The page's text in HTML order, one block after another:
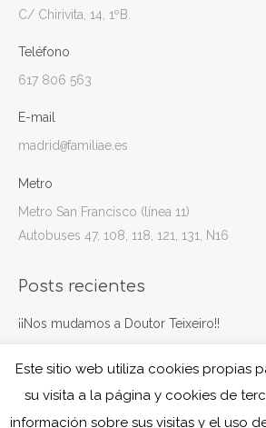
C/ Chirivita, 14, 1ºB.
Teléfono
617 806 563
E-mail
madrid@familiae.es
Metro
Metro San Francisco (línea 11)
Autobuses 47, 108, 118, 121, 131, N16
Posts recientes
¡¡Nos mudamos a Doutor Teixeiro!!
Navegando juntos
octubre 7, 2024
Este sitio web utiliza cookies propias
su visita a la página y cookies de
información sobre sus visitas y el uso